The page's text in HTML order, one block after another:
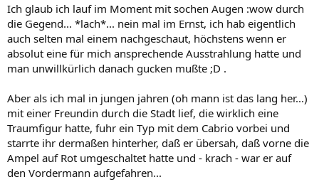
Ich glaub ich lauf im Moment mit sochen Augen :wow durch
die Gegend... *lach*... nein mal im Ernst, ich hab eigentlich
auch selten mal einem nachgeschaut, höchstens wenn er
absolut eine für mich ansprechende Ausstrahlung hatte und
man unwillkürlich danach gucken mußte ;D .
Aber als ich mal in jungen jahren (oh mann ist das lang her...)
mit einer Freundin durch die Stadt lief, die wirklich eine
Traumfigur hatte, fuhr ein Typ mit dem Cabrio vorbei und
starrte ihr dermaßen hinterher, daß er übersah, daß vorne die
Ampel auf Rot umgeschaltet hatte und - krach - war er auf
den Vordermann aufgefahren...